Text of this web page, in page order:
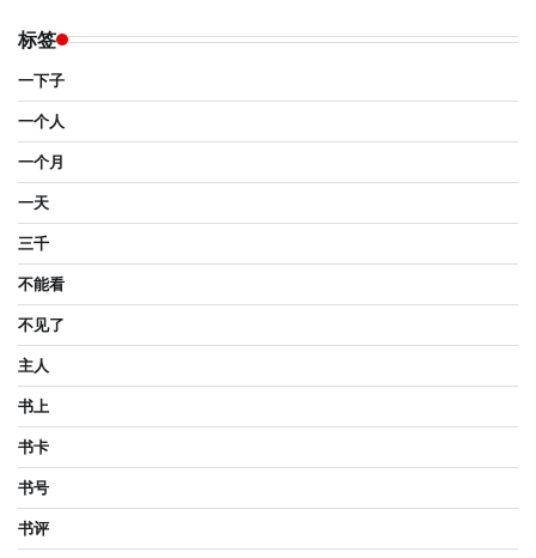
标签
一下子
一个人
一个月
一天
三千
不能看
不见了
主人
书上
书卡
书号
书评